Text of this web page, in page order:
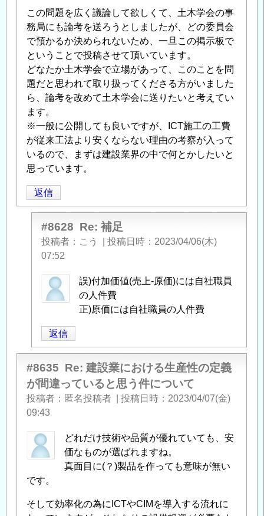
この問題を広く議論して欲しくて、土木学会の事
務局にも論考を送ろうとしましたが、どの委員会
で預かるか決められないため、一旦この掲示板で
ということで投稿させて頂いています。
どなたか土木学会で立場があって、このことを問
題だと思われて取り扱ってくださる方がいました
ら、論考を改めて土木学会に送りたいと考えてい
ます。
※一般に公開しても良いですが、ICT施工の工費
が従来工法より安くならない理由の考察が入って
いるので、まずは建設業界の中で何とかしたいと
思っています。
返信
#8628 Re: 補足
投稿者 こう 投稿日時
2023/04/06(木)
07:52
kouhei
に
「Re:
補
足」
へ
の
返
誤)付加価値(売上-原価)には自社職員
の人件費
正)原価には自社職員の人件費
返信
#8635 Re: 建設業における生産性の定義
が間違っていると思う件について
投稿者 匿名投稿者 投稿日時
2023/04/07(金)
09:43
どれだけ技術や品質が優れていても、安
価なものが選ばれますね。
真面目に(？)製品を作っても意味が無い
です。
そして効率化の為にICTやCIMを導入する流れに